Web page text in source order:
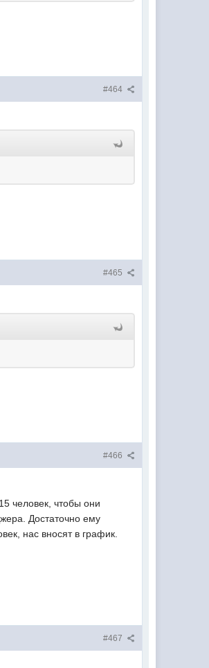
#464
#465
#466
человек, чтобы они
Достаточно ему
нас вносят в график.
#467